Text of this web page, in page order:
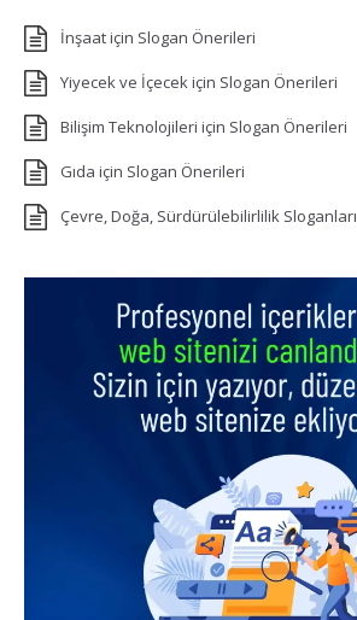
İnşaat için Slogan Önerileri
Yiyecek ve İçecek için Slogan Önerileri
Bilişim Teknolojileri için Slogan Önerileri
Gıda için Slogan Önerileri
Çevre, Doğa, Sürdürülebilirlilik Sloganları